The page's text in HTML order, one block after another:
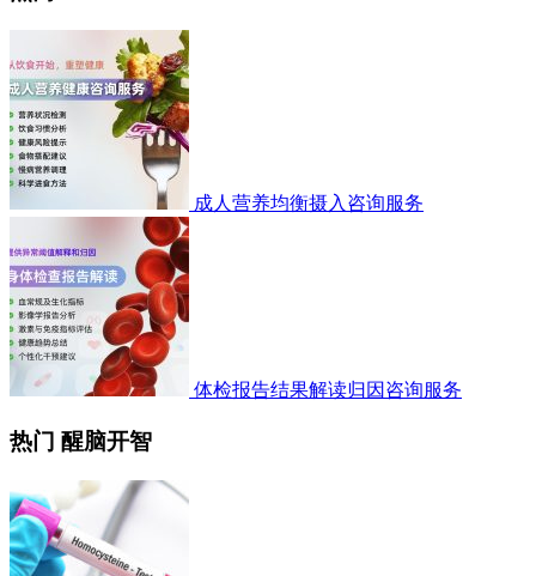
成人营养均衡摄入咨询服务
体检报告结果解读归因咨询服务
热门 醒脑开智